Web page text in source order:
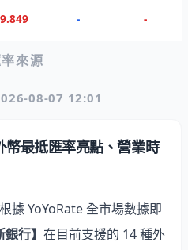
- -
來源
08-07 12:01
最抵匯率亮點、營業時
據 YoYoRate 全市場數據即
銀行】 在目前支援的 14 種外